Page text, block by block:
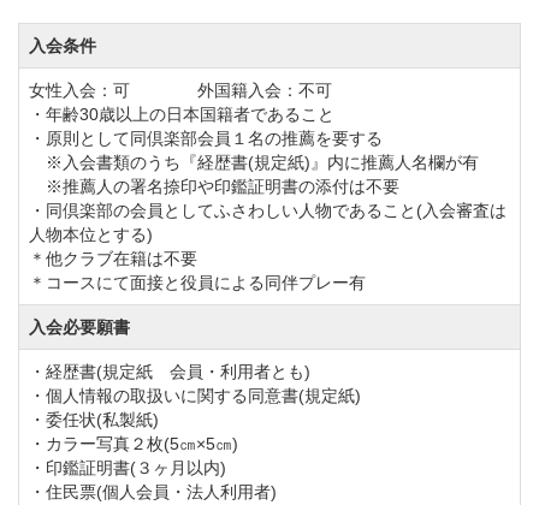
入会条件
女性入会：可 外国籍入会：不可
・年齢30歳以上の日本国籍者であること
・原則として同倶楽部会員１名の推薦を要する
※入会書類のうち『経歴書(規定紙)』内に推薦人名欄が有
※推薦人の署名捺印や印鑑証明書の添付は不要
・同倶楽部の会員としてふさわしい人物であること(入会審査は
人物本位とする)
＊他クラブ在籍は不要
＊コースにて面接と役員による同伴プレー有
入会必要願書
・経歴書(規定紙 会員・利用者とも)
・個人情報の取扱いに関する同意書(規定紙)
・委任状(私製紙)
・カラー写真２枚(5㎝×5㎝)
・印鑑証明書(３ヶ月以内)
・住民票(個人会員・法人利用者)